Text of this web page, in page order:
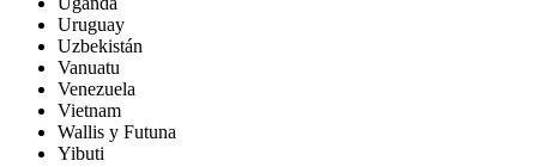
Uruguay
Uzbekistán
Vanuatu
Venezuela
Vietnam
Wallis y Futuna
Yibuti